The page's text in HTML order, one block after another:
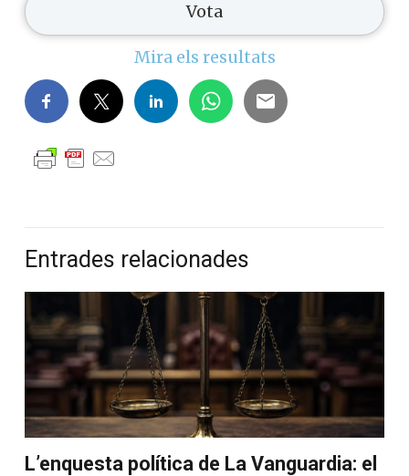
Mira els resultats
Entrades relacionades
L’enquesta política de La Vanguardia: el